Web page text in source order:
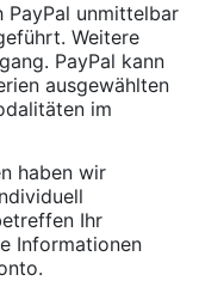
PayPal unmittelbar
Weitere
PayPal kann
ausgewählten
im
haben wir
Ihr
Informationen